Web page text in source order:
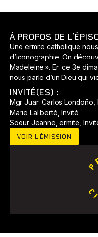
À PROPOS DE
Une ermite catholique
d’iconographie. On
Madeleine ». En ce 3e
nous parle d’un Dieu qui
INVITÉ(ES) :
Mgr Juan Carlos Londoño,
Marie Laliberté, Invité
Soeur Jeanne, ermite,
VOIR L’ÉMISSION